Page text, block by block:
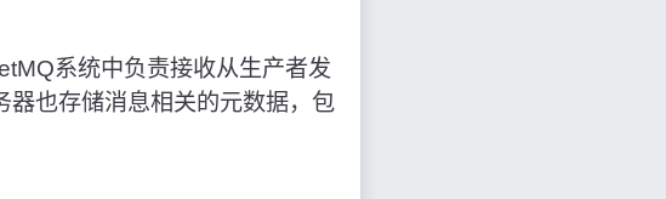
系统中负责接收从生产者发
器也存储消息相关的元数据，包